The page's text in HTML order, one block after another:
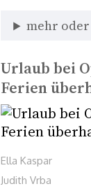
mehr
Urlaub bei
Ferien
Ella Kaspar
Judith Vrba